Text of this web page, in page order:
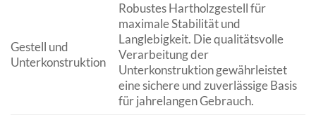
Gestell und
Unterkonstruktion
Robustes Hartholzgestell für
maximale Stabilität und
Langlebigkeit. Die qualitätsvolle
Verarbeitung der
Unterkonstruktion gewährleistet
eine sichere und zuverlässige Basis
für jahrelangen Gebrauch.